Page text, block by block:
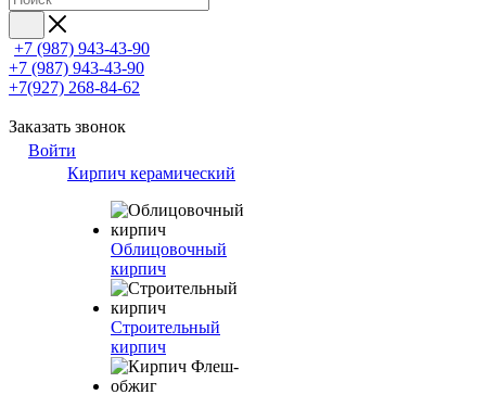
+7 (987) 943-43-90
+7 (987) 943-43-90
+7(927) 268-84-62
Заказать звонок
Войти
Кирпич керамический
Облицовочный
кирпич
Строительный
кирпич